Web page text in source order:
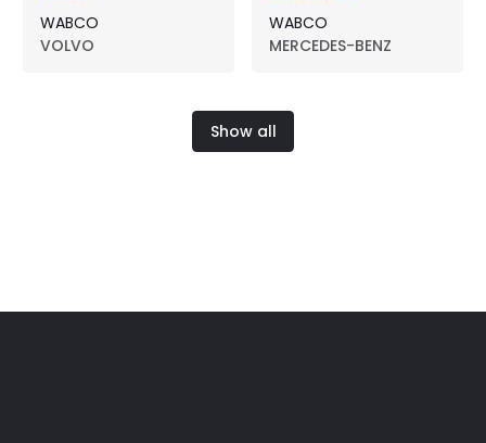
WABCO
VOLVO
WABCO
MERCEDES-BENZ
Show all